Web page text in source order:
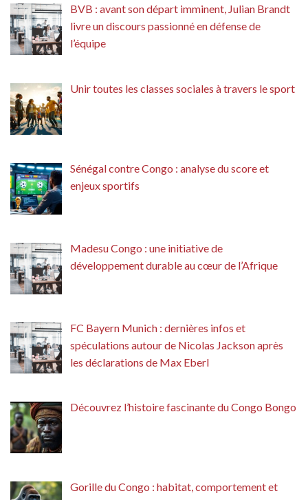
BVB : avant son départ imminent, Julian Brandt
livre un discours passionné en défense de
l’équipe
Unir toutes les classes sociales à travers le sport
Sénégal contre Congo : analyse du score et
enjeux sportifs
Madesu Congo : une initiative de
développement durable au cœur de l’Afrique
FC Bayern Munich : dernières infos et
spéculations autour de Nicolas Jackson après
les déclarations de Max Eberl
Découvrez l’histoire fascinante du Congo Bongo
Gorille du Congo : habitat, comportement et